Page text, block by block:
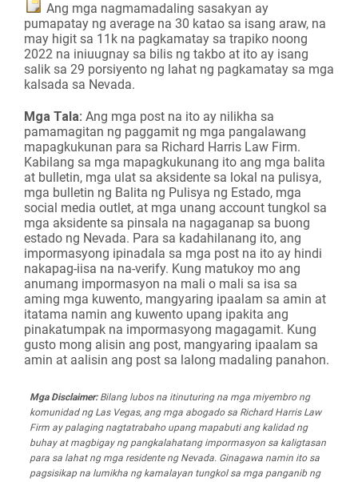
Ang mga nagmamadaling sasakyan ay
pumapatay ng average na 30 katao sa isang araw, na
may higit sa 11k na pagkamatay sa trapiko noong
2022 na iniuugnay sa bilis ng takbo at ito ay isang
salik sa 29 porsiyento ng lahat ng pagkamatay sa mga
kalsada sa Nevada.
Mga Tala: Ang mga post na ito ay nilikha sa
pamamagitan ng paggamit ng mga pangalawang
mapagkukunan para sa Richard Harris Law Firm.
Kabilang sa mga mapagkukunang ito ang mga balita
at bulletin, mga ulat sa aksidente sa lokal na pulisya,
mga bulletin ng Balita ng Pulisya ng Estado, mga
social media outlet, at mga unang account tungkol sa
mga aksidente sa pinsala na nagaganap sa buong
estado ng Nevada. Para sa kadahilanang ito, ang
impormasyong ipinadala sa mga post na ito ay hindi
nakapag-iisa na na-verify. Kung matukoy mo ang
anumang impormasyon na mali o mali sa isa sa
aming mga kuwento, mangyaring ipaalam sa amin at
itatama namin ang kuwento upang ipakita ang
pinakatumpak na impormasyong magagamit. Kung
gusto mong alisin ang post, mangyaring ipaalam sa
amin at aalisin ang post sa lalong madaling panahon.
Mga Disclaimer:Bilang lubos na itinuturing na mga miyembro ng
komunidad ng Las Vegas, ang mga abogado sa Richard Harris Law
Firm ay palaging nagtatrabaho upang mapabuti ang kalidad ng
buhay at magbigay ng pangkalahatang impormasyon sa kaligtasan
para sa lahat ng mga residente ng Nevada. Ginagawa namin ito sa
pagsisikap na lumikha ng kamalayan tungkol sa mga panganib ng